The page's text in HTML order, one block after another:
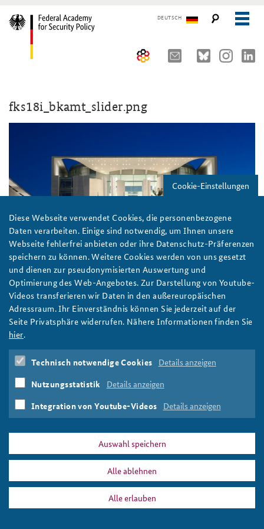
DEUTSCH
Advisory Board
The Association of Friends
Partners
Young Leaders in Security Policy
Directions
Seminars, Conferences and Events
Core Course on Security Policy
German Forum on Security Policy
Public Events
Further Events
fks18i_bkamt_slider.png
Das Bild das Gebäude des Bundeskanzleramts in Berlin bei
Nacht, angestrahlt durch Scheinwerfer und mit mehreren
Bäumen davor.
Foto: Markus Jaschke/Flickr/CC BY-NC 2.0
DATA PRIVACY IMPRINT
fks18i_bkamt_slider.png
Cookie-Einstellungen
Diese Webseite verwendet Cookies, die personenbezogene
Daten verarbeiten. Einige sind notwendig, um Ihnen unsere
Webseite fehlerfrei anbieten oder ihre Datenschutz-Präferenzen
speichern zu können. Weitere Cookies werden von uns gesetzt
und dienen zur pseudonymisierten Auswertung und
Optimierung des Web-Angebotes. Zur Darstellung von Youtube-
Videos transferieren wir Daten in den außereuropäischen
Adressraum. Ihr Einverständnis können Sie jederzeit auf der
Seite Privatsphäre widerrufen. Nähere Informationen finden Sie
hier.
Technisch notwendige Cookies Details anzeigen
Nutzungsstatistik Details anzeigen
Integration von Youtube-Videos Details anzeigen
Auswahl speichern
Alle ablehnen
Alle erlauben